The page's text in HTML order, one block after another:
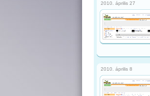
2010. április 27
2010. április 8